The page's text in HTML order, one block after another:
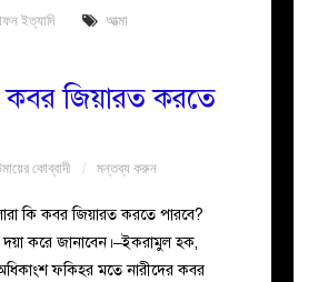
ইত্যাদি আত্মা
কবর জিয়ারত করতে
কোব্বাদী মন্তব্য করুন
কি কবর জিয়ারত করতে পারবে?
দয়া করে জানাবেন।–ইকরামুল হক,
ফকিহর মতে নারীদের কবর